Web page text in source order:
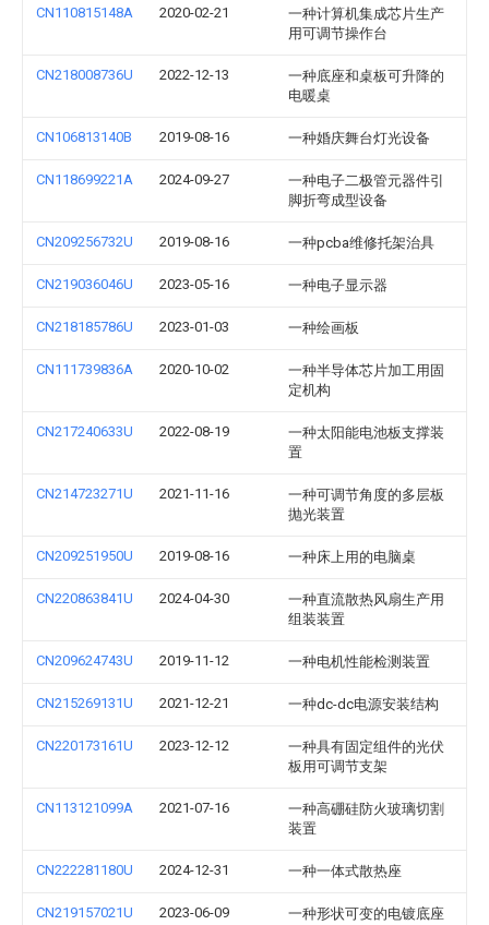
CN110815148A 2020-02-21
一种计算机集成芯片生产
用可调节操作台
CN218008736U 2022-12-13
一种底座和桌板可升降的
电暖桌
CN106813140B 2019-08-16 一种婚庆舞台灯光设备
CN118699221A 2024-09-27
一种电子二极管元器件引
脚折弯成型设备
CN209256732U 2019-08-16 一种pcba维修托架治具
CN219036046U 2023-05-16 一种电子显示器
CN218185786U 2023-01-03 一种绘画板
CN111739836A 2020-10-02
一种半导体芯片加工用固
定机构
CN217240633U 2022-08-19
一种太阳能电池板支撑装
置
CN214723271U 2021-11-16
一种可调节角度的多层板
抛光装置
CN209251950U 2019-08-16 一种床上用的电脑桌
CN220863841U 2024-04-30
一种直流散热风扇生产用
组装装置
CN209624743U 2019-11-12 一种电机性能检测装置
CN215269131U 2021-12-21 一种dc-dc电源安装结构
CN220173161U 2023-12-12
一种具有固定组件的光伏
板用可调节支架
CN113121099A 2021-07-16
一种高硼硅防火玻璃切割
装置
CN222281180U 2024-12-31 一种一体式散热座
CN219157021U 2023-06-09 一种形状可变的电镀底座